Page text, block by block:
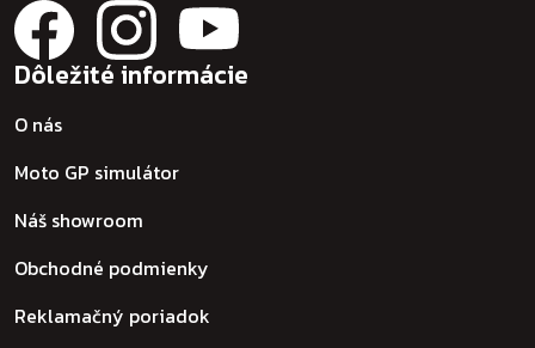
Dôležité informácie
O nás
Moto GP simulátor
Náš showroom
Obchodné podmienky
Reklamačný poriadok